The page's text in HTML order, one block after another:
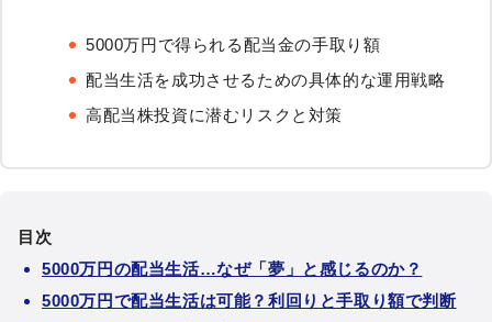
5000万円で得られる配当金の手取り額
配当生活を成功させるための具体的な運用戦略
高配当株投資に潜むリスクと対策
目次
5000万円の配当生活…なぜ「夢」と感じるのか？
5000万円で配当生活は可能？利回りと手取り額で判断